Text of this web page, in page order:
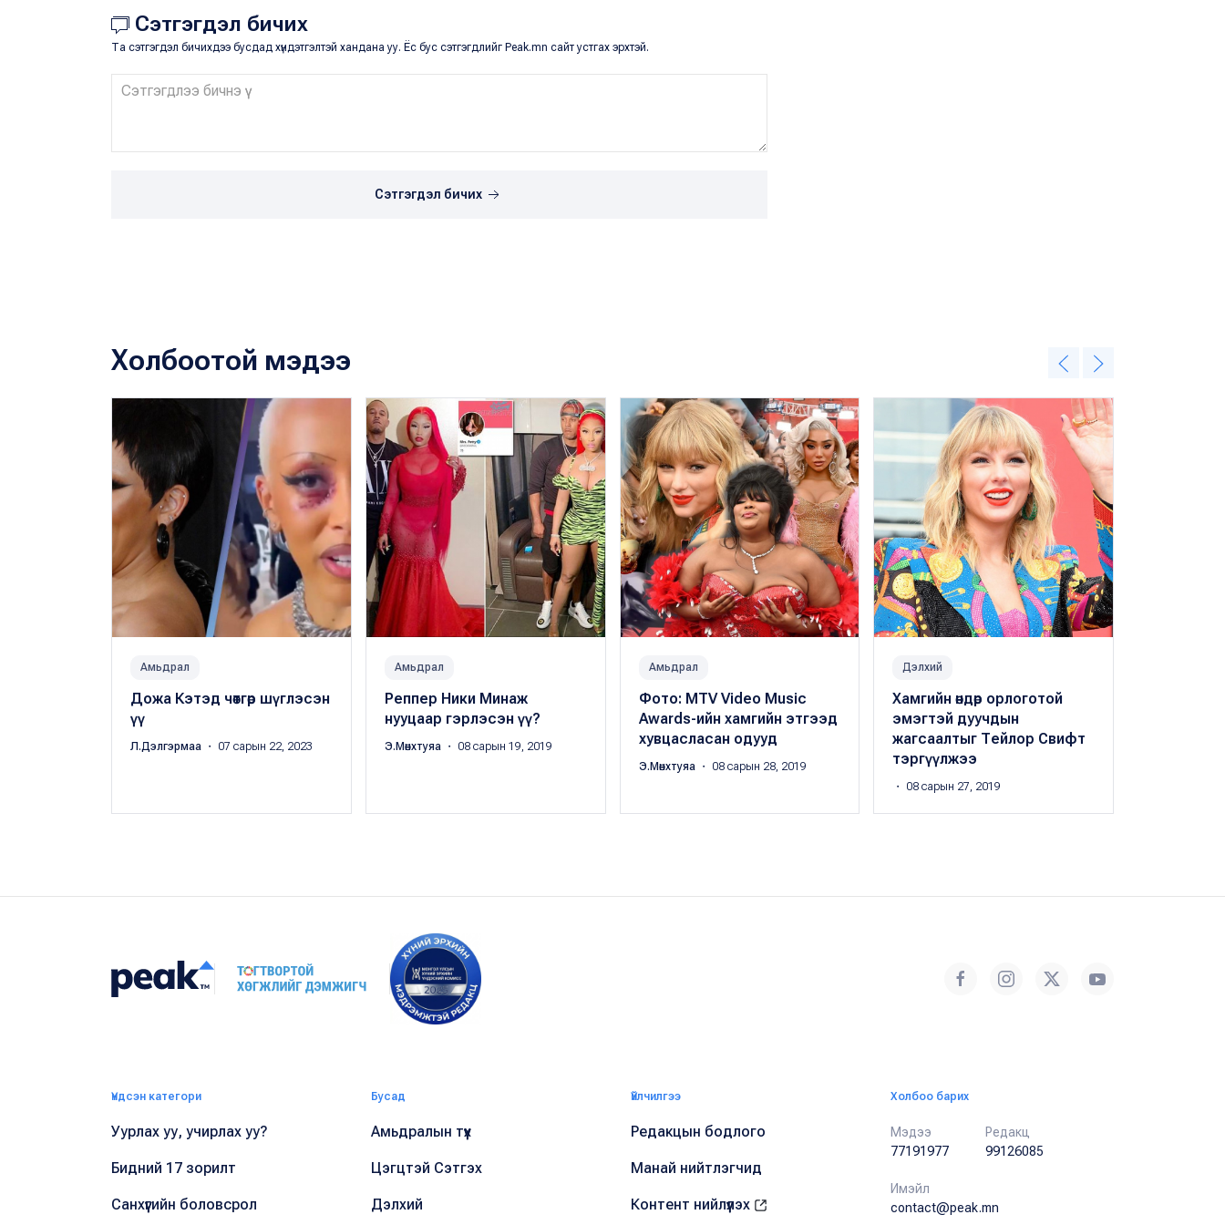
Сэтгэгдэл бичих
Та сэтгэгдэл бичихдээ бусдад хүндэтгэлтэй хандана уу. Ёс бус сэтгэгдлийг Peak.mn сайт устгах эрхтэй.
Сэтгэгдэл бичих
Холбоотой мэдээ
Амьдрал
Дожа Кэтэд чөтгөр шүглэсэн
үү
Л.Дэлгэрмаа ・ 07 сарын 22, 2023
Амьдрал
Реппер Ники Минаж
нууцаар гэрлэсэн үү?
Э.Мөнхтуяа ・ 08 сарын 19, 2019
Амьдрал
Фото: МТV Video Music
Awards-ийн хамгийн этгээд
хувцасласан одууд
Э.Мөнхтуяа ・ 08 сарын 28, 2019
Дэлхий
Хамгийн өндөр орлоготой
эмэгтэй дуучдын
жагсаалтыг Тейлор Свифт
тэргүүлжээ
・ 08 сарын 27, 2019
Үндсэн категори
Уурлах уу, учирлах уу?
Бидний 17 зорилт
Санхүүгийн боловсрол
Бусад
Амьдралын түүх
Цэгцтэй Сэтгэх
Дэлхий
Үйлчилгээ
Редакцын бодлого
Манай нийтлэгчид
Контент нийлүүлэх
Холбоо барих
Мэдээ
77191977
Редакц
99126085
Имэйл
contact@peak.mn